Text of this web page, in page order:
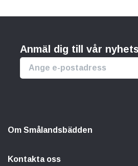
Anmäl dig till vår
Om Smålandsbädden
Kontakta oss